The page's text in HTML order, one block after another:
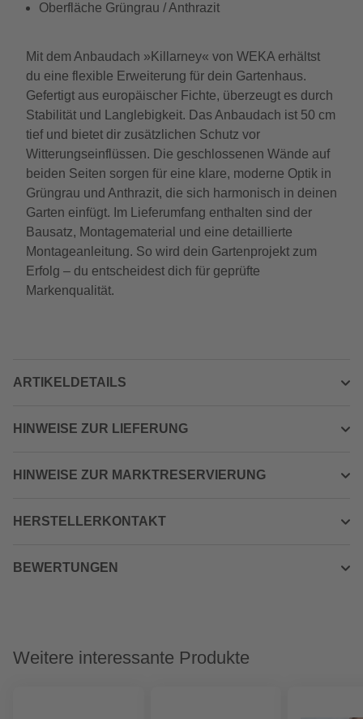
Oberfläche Grüngrau / Anthrazit
Mit dem Anbaudach »Killarney« von WEKA erhältst
du eine flexible Erweiterung für dein Gartenhaus.
Gefertigt aus europäischer Fichte, überzeugt es durch
Stabilität und Langlebigkeit. Das Anbaudach ist 50 cm
tief und bietet dir zusätzlichen Schutz vor
Witterungseinflüssen. Die geschlossenen Wände auf
beiden Seiten sorgen für eine klare, moderne Optik in
Grüngrau und Anthrazit, die sich harmonisch in deinen
Garten einfügt. Im Lieferumfang enthalten sind der
Bausatz, Montagematerial und eine detaillierte
Montageanleitung. So wird dein Gartenprojekt zum
Erfolg – du entscheidest dich für geprüfte
Markenqualität.
ARTIKELDETAILS
HINWEISE ZUR LIEFERUNG
HINWEISE ZUR MARKTRESERVIERUNG
HERSTELLERKONTAKT
BEWERTUNGEN
Weitere interessante Produkte